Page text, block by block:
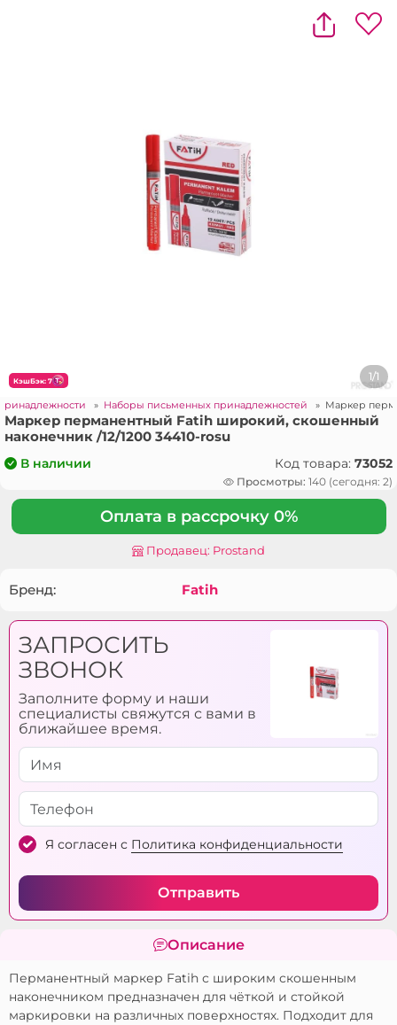
КэшБэк: 7 1/1
» Наборы письменных принадлежностей » Маркер
Маркер перманентный Fatih широкий, скошенный
наконечник /12/1200 34410-rosu
В наличии Код товара: 73052
Просмотры: 140 (сегодня: 2)
Оплата в рассрочку 0%
Продавец: Prostand
Бренд: Fatih
ЗАПРОСИТЬ
ЗВОНОК
Заполните форму и наши
специалисты свяжутся с вами в
ближайшее время.
Я согласен с Политика конфиденциальности
Отправить
Описание
Перманентный маркер Fatih с широким скошенным
наконечником предназначен для чёткой и стойкой
маркировки на различных поверхностях. Подходит для